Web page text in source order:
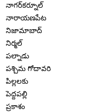
నాగర్‌కర్నూల్
నారాయణపేట
నిజామాబాద్
నిర్మల్
పల్నాడు
పశ్చిమ గోదావరి
పిల్లలకు
పెద్దపల్లి
ప్రకాశం